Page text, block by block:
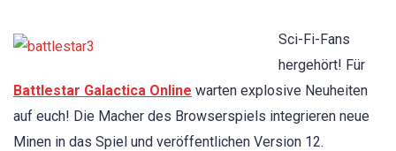
Sci-Fi-Fans
hergehört! Für
Battlestar Galactica Online warten explosive Neuheiten
auf euch! Die Macher des Browserspiels integrieren neue
Minen in das Spiel und veröffentlichen Version 12.